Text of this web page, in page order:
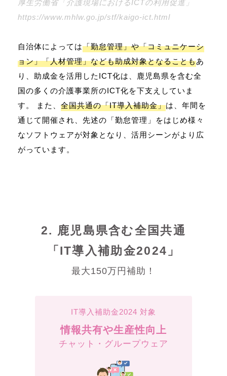
厚生労働省「介護現場におけるICTの利用促進」
https://www.mhlw.go.jp/stf/kaigo-ict.html
自治体によっては「勤怠管理」や「コミュニケーシ
ョン」「人材管理」なども助成対象となることもあ
り、助成金を活用したICT化は、鹿児島県を含む全
国の多くの介護事業所のICT化を下支えしていま
す。 また、 全国共通の「IT導入補助金」は、年間を
通じて開催され、先述の「勤怠管理」をはじめ様々
なソフトウェアが対象となり、活用シーンがより広
がっています。
2. 鹿児島県含む全国共通
「IT導入補助金2024」
最大150万円補助！
IT導入補助金2024 対象
情報共有や生産性向上
チャット・グループウェア